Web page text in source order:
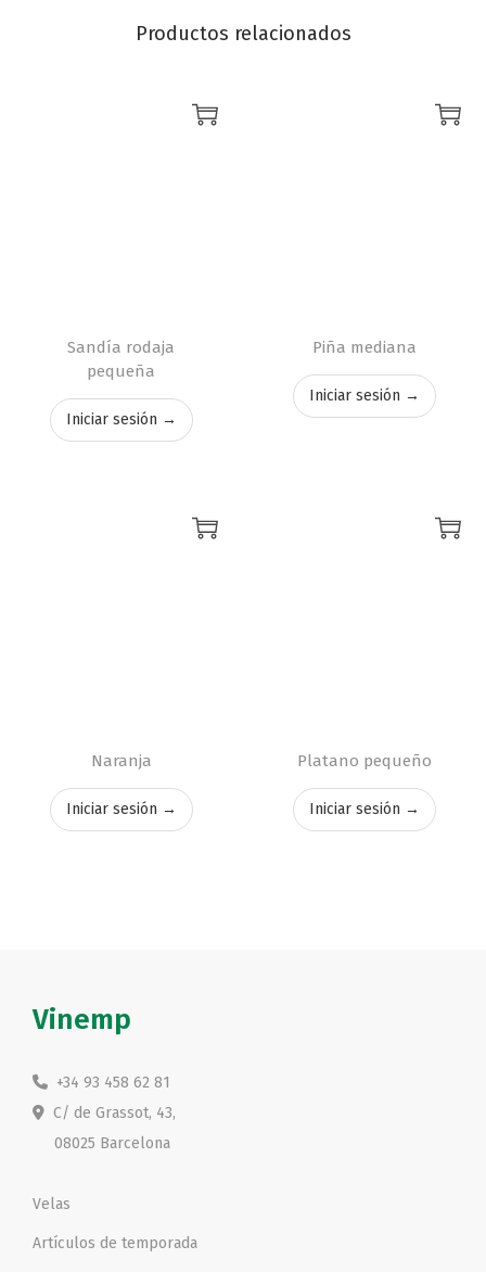
Productos relacionados
Sandía rodaja
pequeña
Iniciar sesión →
Piña mediana
Iniciar sesión →
Naranja
Iniciar sesión →
Platano pequeño
Iniciar sesión →
Vinemp
+34 93 458 62 81
C/ de Grassot, 43,
08025 Barcelona
Velas
Artículos de temporada